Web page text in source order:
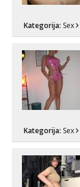
Kategorija: Sex
Kategorija: Sex